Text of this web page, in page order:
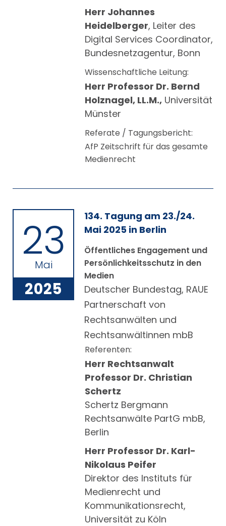
Herr Johannes
Heidelberger, Leiter des
Digital Services Coordinator,
Bundesnetzagentur, Bonn
Wissenschaftliche Leitung:
Herr Professor Dr. Bernd
Holznagel, LL.M., Universität
Münster
Referate / Tagungsbericht:
AfP Zeitschrift für das gesamte
Medienrecht
23
Mai
2025
134. Tagung am 23./24.
Mai 2025 in Berlin
Öffentliches Engagement und
Persönlichkeitsschutz in den
Medien
Deutscher Bundestag, RAUE
Partnerschaft von
Rechtsanwälten und
Rechtsanwältinnen mbB
Referenten:
Herr Rechtsanwalt
Professor Dr. Christian
Schertz
Schertz Bergmann
Rechtsanwälte PartG mbB,
Berlin
Herr Professor Dr. Karl-
Nikolaus Peifer
Direktor des Instituts für
Medienrecht und
Kommunikationsrecht,
Universität zu Köln